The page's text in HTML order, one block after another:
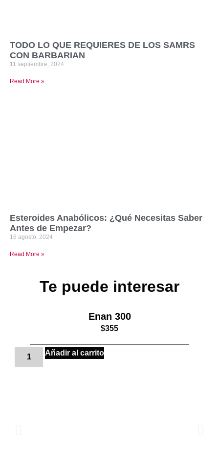
TODO LO QUE REQUIERES DE LOS SAMRS
CON BARBARIAN
11 septiembre, 2024
Read More »
Esteroides Anabólicos: ¿Qué Necesitas Saber
Antes de Empezar?
16 agosto, 2024
Read More »
Te puede interesar
Enan 300
$355
Añadir al carrito